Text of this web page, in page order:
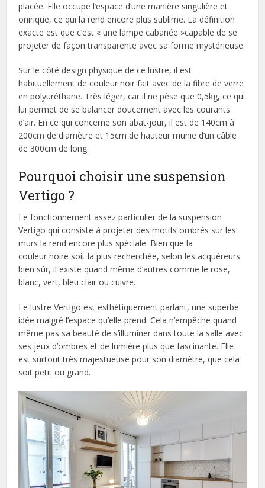
placée. Elle occupe l’espace d’une manière singulière et
onirique, ce qui la rend encore plus sublime. La définition
exacte est que c’est « une lampe cabanée »capable de se
projeter de façon transparente avec sa forme mystérieuse.
Sur le côté design physique de ce lustre, il est
habituellement de couleur noir fait avec de la fibre de verre
en polyuréthane. Très léger, car il ne pèse que 0,5kg, ce qui
lui permet de se balancer doucement avec les courants
d’air. En ce qui concerne son abat-jour, il est de 140cm à
200cm de diamètre et 15cm de hauteur munie d’un câble
de 300cm de long.
Pourquoi choisir une suspension
Vertigo ?
Le fonctionnement assez particulier de la suspension
Vertigo qui consiste à projeter des motifs ombrés sur les
murs la rend encore plus spéciale. Bien que la
couleur noire soit la plus recherchée, selon les acquéreurs
bien sûr, il existe quand même d’autres comme le rose,
blanc, vert, bleu clair ou cuivre.
Le lustre Vertigo est esthétiquement parlant, une superbe
idée malgré l’espace qu’elle prend. Cela n’empêche quand
même pas sa beauté de s’illuminer dans toute la salle avec
ses jeux d’ombres et de lumière plus que fascinante. Elle
est surtout très majestueuse pour son diamètre, que cela
soit petit ou grand.